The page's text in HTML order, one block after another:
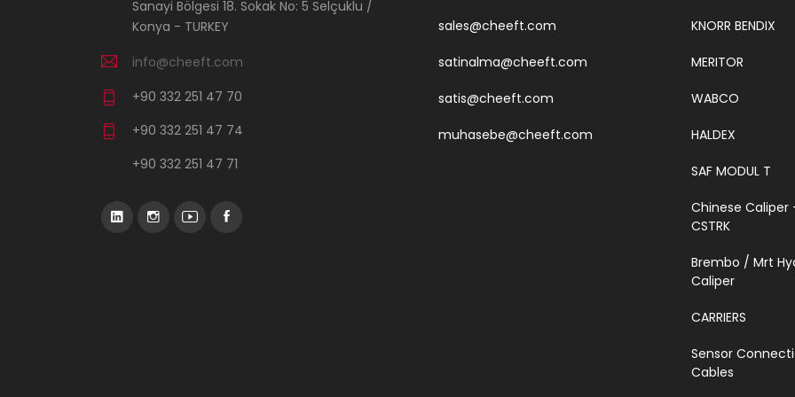
Sanayi Bölgesi 18. Sokak No: 5 Selçuklu /
Konya - TURKEY
info@cheeft.com
+90 332 251 47 70
+90 332 251 47 74
+90 332 251 47 71
sales@cheeft.com
satinalma@cheeft.com
satis@cheeft.com
muhasebe@cheeft.com
KNORR BENDIX
MERITOR
WABCO
HALDEX
SAF MODUL T
Chinese Caliper
CSTRK
Brembo / Mrt
Caliper
CARRIERS
Sensor
Cables